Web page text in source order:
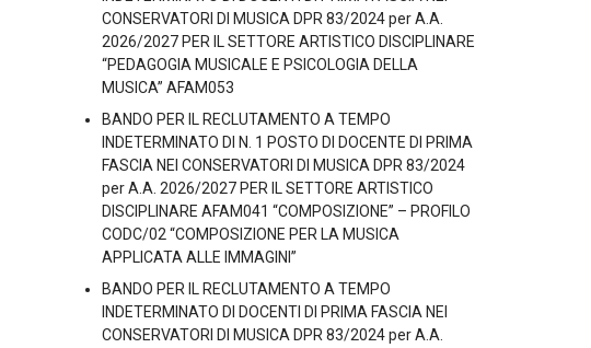
CONSERVATORI DI MUSICA DPR 83/2024 per A.A.
2026/2027 PER IL SETTORE ARTISTICO DISCIPLINARE
“PEDAGOGIA MUSICALE E PSICOLOGIA DELLA
MUSICA” AFAM053
BANDO PER IL RECLUTAMENTO A TEMPO
INDETERMINATO DI N. 1 POSTO DI DOCENTE DI PRIMA
FASCIA NEI CONSERVATORI DI MUSICA DPR 83/2024
per A.A. 2026/2027 PER IL SETTORE ARTISTICO
DISCIPLINARE AFAM041 “COMPOSIZIONE” – PROFILO
CODC/02 “COMPOSIZIONE PER LA MUSICA
APPLICATA ALLE IMMAGINI”
BANDO PER IL RECLUTAMENTO A TEMPO
INDETERMINATO DI DOCENTI DI PRIMA FASCIA NEI
CONSERVATORI DI MUSICA DPR 83/2024 per A.A.